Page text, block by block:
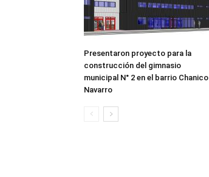
Presentaron proyecto para la
construcción del gimnasio
municipal N° 2 en el barrio Chanico
Navarro